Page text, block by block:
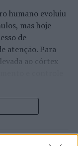
humano evoluiu
mas hoje
de
atenção. Para
ao córtex
também